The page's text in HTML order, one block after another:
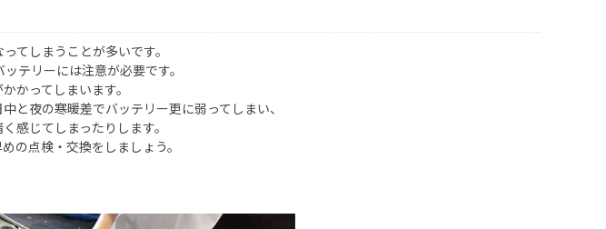
てしまうことが多いです。
テリーには注意が必要です。
かってしまいます。
と夜の寒暖差でバッテリー更に弱ってしまい、
感じてしまったりします。
の点検・交換をしましょう。